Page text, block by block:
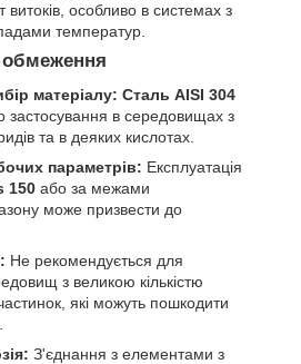
особливо в системах з
температур.
обмеження
матеріалу: Сталь AISI 304
в середовищах з
та в деяких кислотах.
параметрів: Експлуатація
150 або за межами
може призвести до
Не рекомендується для
з великою кількістю
які можуть пошкодити
З'єднання з елементами з